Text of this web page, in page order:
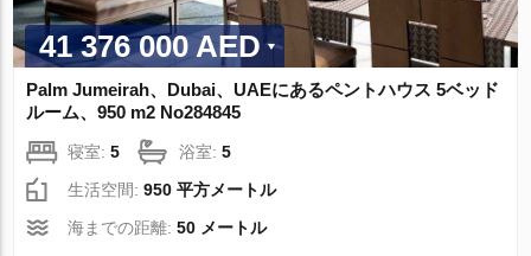
41 376 000 AED
Palm Jumeirah、Dubai、UAEにあるペントハウス 5ベッド
ルーム、950 m2 No284845
寝室:5 浴室:5
生活空間:950 平方メートル
海までの距離:50 メートル